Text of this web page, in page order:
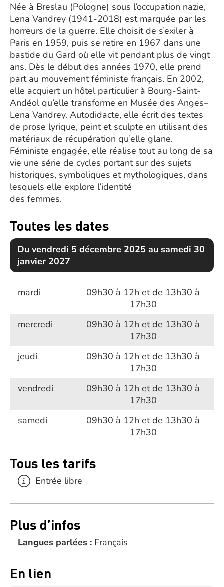
Née à Breslau (Pologne) sous l’occupation nazie,
Lena Vandrey (1941-2018) est marquée par les
horreurs de la guerre. Elle choisit de s’exiler à
Paris en 1959, puis se retire en 1967 dans une
bastide du Gard où elle vit pendant plus de vingt
ans. Dès le début des années 1970, elle prend
part au mouvement féministe français. En 2002,
elle acquiert un hôtel particulier à Bourg-Saint-
Andéol qu’elle transforme en Musée des Anges–
Lena Vandrey. Autodidacte, elle écrit des textes
de prose lyrique, peint et sculpte en utilisant des
matériaux de récupération qu’elle glane.
Féministe engagée, elle réalise tout au long de sa
vie une série de cycles portant sur des sujets
historiques, symboliques et mythologiques, dans
lesquels elle explore l’identité
des femmes.
Toutes les dates
Du vendredi 5 décembre 2025 au samedi 30
janvier 2027
mardi
09h30 à 12h et de 13h30 à
17h30
mercredi
09h30 à 12h et de 13h30 à
17h30
jeudi
09h30 à 12h et de 13h30 à
17h30
vendredi
09h30 à 12h et de 13h30 à
17h30
samedi
09h30 à 12h et de 13h30 à
17h30
Tous les tarifs
Entrée libre
Plus d’infos
Langues parlées : Français
En lien